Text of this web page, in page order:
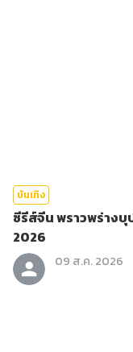
บันเทิง
ซีรีส์จีน พราวพร่าง
2026
09 ส.ค. 2026